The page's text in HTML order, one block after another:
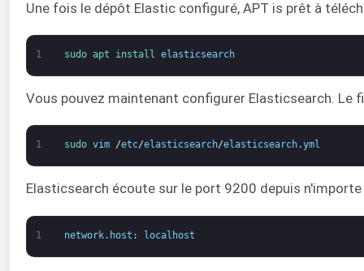
Une fois le dépôt Elastic configuré, APT is prêt à
1 sudo apt install elasticsearch
Vous pouvez maintenant configurer Elasticsearch. Le
1 sudo vim /etc/elasticsearch/elasticsearch.yml
Elasticsearch écoute sur le port 9200 depuis
1 network. host : localhost